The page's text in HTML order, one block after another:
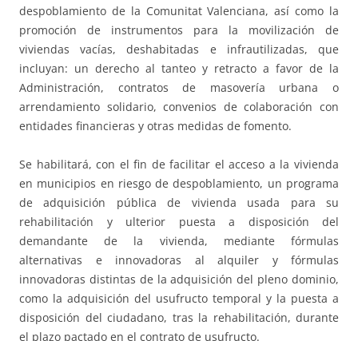
despoblamiento de la Comunitat Valenciana, así como la
promoción de instrumentos para la movilización de
viviendas vacías, deshabitadas e infrautilizadas, que
incluyan: un derecho al tanteo y retracto a favor de la
Administración, contratos de masovería urbana o
arrendamiento solidario, convenios de colaboración con
entidades financieras y otras medidas de fomento.
Se habilitará, con el fin de facilitar el acceso a la vivienda
en municipios en riesgo de despoblamiento, un programa
de adquisición pública de vivienda usada para su
rehabilitación y ulterior puesta a disposición del
demandante de la vivienda, mediante fórmulas
alternativas e innovadoras al alquiler y fórmulas
innovadoras distintas de la adquisición del pleno dominio,
como la adquisición del usufructo temporal y la puesta a
disposición del ciudadano, tras la rehabilitación, durante
el plazo pactado en el contrato de usufructo.